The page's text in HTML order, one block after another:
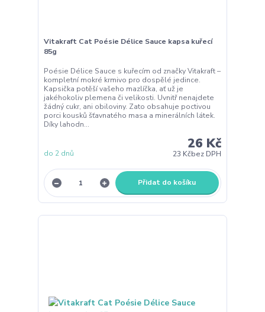
Vitakraft Cat Poésie Délice Sauce kapsa kuřecí
85g
Poésie Délice Sauce s kuřecím od značky Vitakraft –
kompletní mokré krmivo pro dospělé jedince.
Kapsička potěší vašeho mazlíčka, ať už je
jakéhokoliv plemena či velikosti. Uvnitř nenajdete
žádný cukr, ani obiloviny. Zato obsahuje poctivou
porci kousků šťavnatého masa a minerálních látek.
Díky lahodn...
26 Kč
23 Kčbez DPH
do 2 dnů
Přidat do košíku